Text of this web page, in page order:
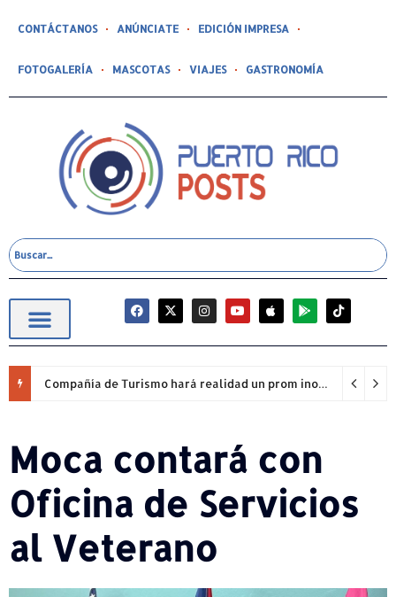
CONTÁCTANOS ANÚNCIATE EDICIÓN IMPRESA
FOTOGALERÍA MASCOTAS VIAJES GASTRONOMÍA
Compañía de Turismo hará realidad un prom inolvidable junto a Jowell para estudiantes de la Escuela Gabriela Mistral
Moca contará con
Oficina de Servicios
al Veterano